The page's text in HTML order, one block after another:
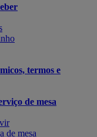
termos e
de mesa
de mesa